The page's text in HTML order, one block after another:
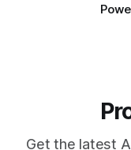
Get the latest